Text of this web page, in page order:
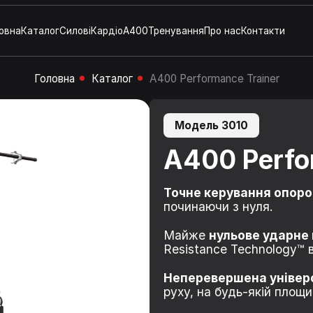
КаталогСиловіКардіоA400ТренуванняПро насКонтакти
Головна Каталог A400 Performance Trainer
Модель 3010
A400
Точне керування
починаючи з нуля.
Майже нульове
Resistance Technology™
Неперевершена
руху, на будь-якій